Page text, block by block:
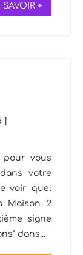
SAVOIR +
pour vous
votre
voir quel
Maison 2
signe
dans...